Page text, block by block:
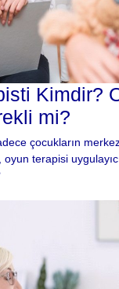
Kimdir?
mi?
çocukların
terapisi